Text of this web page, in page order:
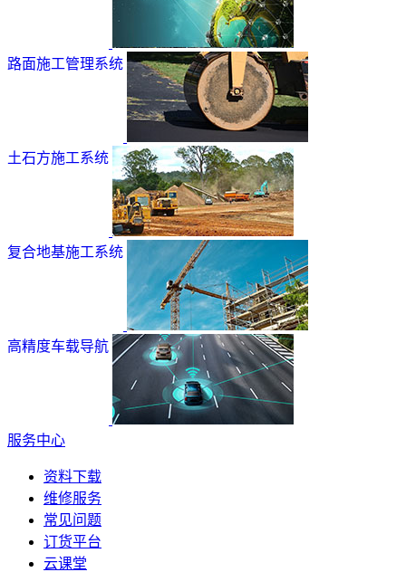
路面施工管理系统
土石方施工系统
复合地基施工系统
高精度车载导航
服务中心
资料下载
维修服务
常见问题
订货平台
云课堂